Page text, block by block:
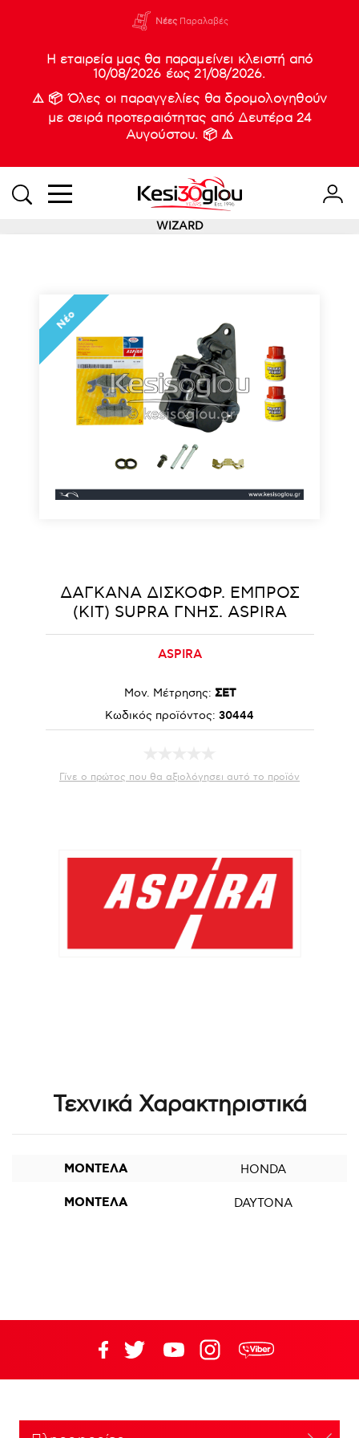
ΝέεςΠαραλαβές
Η εταιρεία μας θα παραμείνει κλειστή από
10/08/2026 έως 21/08/2026.
⚠️ 📦 Όλες οι παραγγελίες θα δρομολογηθούν
με σειρά προτεραιότητας από Δευτέρα 24
Αυγούστου. 📦 ⚠️
WIZARD
Νέο
ΔΑΓΚΑΝΑ ΔΙΣΚΟΦΡ. ΕΜΠΡΟΣ
(KIT) SUPRA ΓΝΗΣ. ASPIRA
ASPIRA
Μον. Μέτρησης: ΣΕΤ
Κωδικός προϊόντος: 30444
Γίνε ο πρώτος που θα αξιολόγησει αυτό το προϊόν
Τεχνικά Χαρακτηριστικά
ΜΟΝΤΕΛΑ HONDA
ΜΟΝΤΕΛΑ DAYTONA